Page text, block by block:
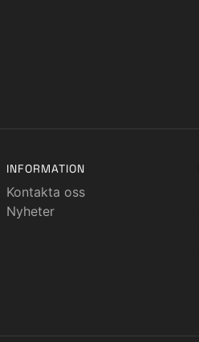
INFORMATION
Kontakta oss
Nyheter